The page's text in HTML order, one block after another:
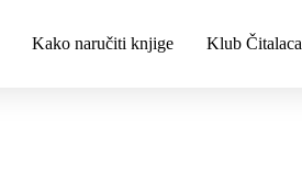
Kako naručiti knjige Klub Čitalaca